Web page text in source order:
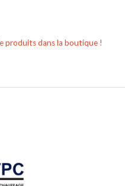
produits dans la boutique !